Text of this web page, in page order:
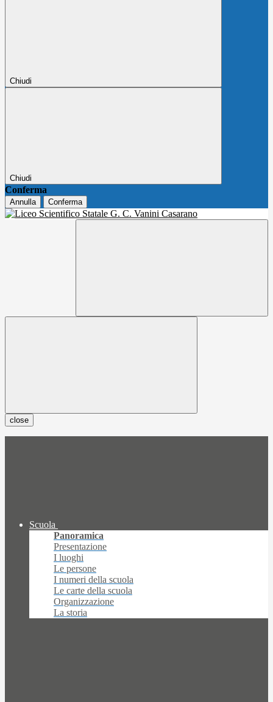
Chiudi
Chiudi
Conferma
Annulla Conferma
close
Scuola
Panoramica
Presentazione
I luoghi
Le persone
I numeri della scuola
Le carte della scuola
Organizzazione
La storia